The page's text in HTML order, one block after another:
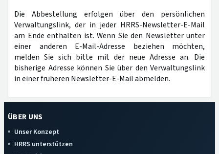
Die Abbestellung erfolgen über den persönlichen
Verwaltungslink, der in jeder HRRS-Newsletter-E-Mail
am Ende enthalten ist. Wenn Sie den Newsletter unter
einer anderen E-Mail-Adresse beziehen möchten,
melden Sie sich bitte mit der neue Adresse an. Die
bisherige Adresse können Sie über den Verwaltungslink
in einer früheren Newsletter-E-Mail abmelden.
ÜBER UNS
Unser Konzept
HRRS unterstützen